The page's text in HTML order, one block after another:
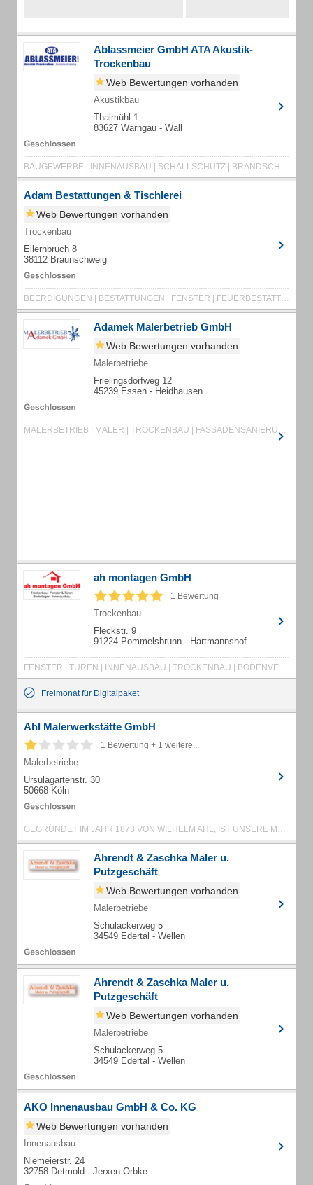
Ablassmeier GmbH ATA Akustik-
Trockenbau
Web Bewertungen vorhanden
Akustikbau
Thalmühl 1
83627 Warngau - Wall
BAUGEWERBE | INNENAUSBAU | SCHALLSCHUTZ | BRANDSCHUTZ | TROCKENBAU | ATA
Adam Bestattungen & Tischlerei
Web Bewertungen vorhanden
Trockenbau
Ellernbruch 8
38112 Braunschweig
BEERDIGUNGEN | BESTATTUNGEN | FENSTER | FEUERBESTATTUNGEN | FRIEDWALD | HAUSTÜREN
Adamek Malerbetrieb GmbH
Web Bewertungen vorhanden
Malerbetriebe
Frielingsdorfweg 12
45239 Essen - Heidhausen
MALERBETRIEB | MALER | TROCKENBAU | FASSADENSANIERUNG | FASSADENDÄMMUNG | WÄRMEDÄMMVERBUNDSYSTEM | KREATIVTECHNIKEN | SPACHTELARBEITEN | BODENBELAGSARBEITEN | BODENBESCHICHTUNGEN | MALERMEISTER | TAPEZIERARBEITEN | MUSTERTAPETEN | WANDGESTALTUNG | LACKIERARBEITEN | FASSADENANSTRICH | MALER ESSEN | MALER- UND LACKIERER | FASSADENGESTALTUNG | WÄRMEVERBUNDSYSTEM | WDVS | PUTZ- UND STUCKARBEITEN | SPACHTELTECHNIK | LASURTECHNIK
ah montagen GmbH
1 Bewertung
Trockenbau
Fleckstr. 9
91224 Pommelsbrunn - Hartmannshof
FENSTER | TÜREN | INNENAUSBAU | TROCKENBAU | BODENVERLEGUNG
Freimonat für Digitalpaket
Ahl Malerwerkstätte GmbH
1 Bewertung + 1 weitere...
Malerbetriebe
Ursulagartenstr. 30
50668 Köln
GEGRÜNDET IM JAHR 1873 VON WILHELM AHL, IST UNSERE MALERWERKSTÄTTE SCHON SEIT ...
Ahrendt & Zaschka Maler u.
Putzgeschäft
Web Bewertungen vorhanden
Malerbetriebe
Schulackerweg 5
34549 Edertal - Wellen
Ahrendt & Zaschka Maler u.
Putzgeschäft
Web Bewertungen vorhanden
Malerbetriebe
Schulackerweg 5
34549 Edertal - Wellen
AKO Innenausbau GmbH & Co. KG
Web Bewertungen vorhanden
Innenausbau
Niemeierstr. 24
32758 Detmold - Jerxen-Orbke